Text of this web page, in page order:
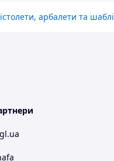
арбалети та шаблі